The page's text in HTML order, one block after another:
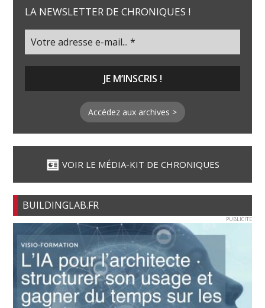
LA NEWSLETTER DE CHRONIQUES !
Accédez aux archives >
VOIR LE MÉDIA-KIT DE CHRONIQUES
BUILDINGLAB.FR
PUBLICITE